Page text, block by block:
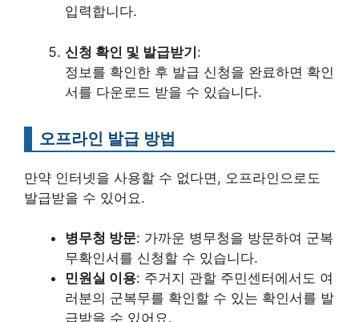
입력합니다.
신청 확인 및 발급받기:
정보를 확인한 후 발급 신청을 완료하면 확인
서를 다운로드 받을 수 있습니다.
오프라인 발급 방법
만약 인터넷을 사용할 수 없다면, 오프라인으로도
발급받을 수 있어요.
병무청 방문: 가까운 병무청을 방문하여 군복
무확인서를 신청할 수 있습니다.
민원실 이용: 주거지 관할 주민센터에서도 여
러분의 군복무를 확인할 수 있는 확인서를 발
급받을 수 있어요.